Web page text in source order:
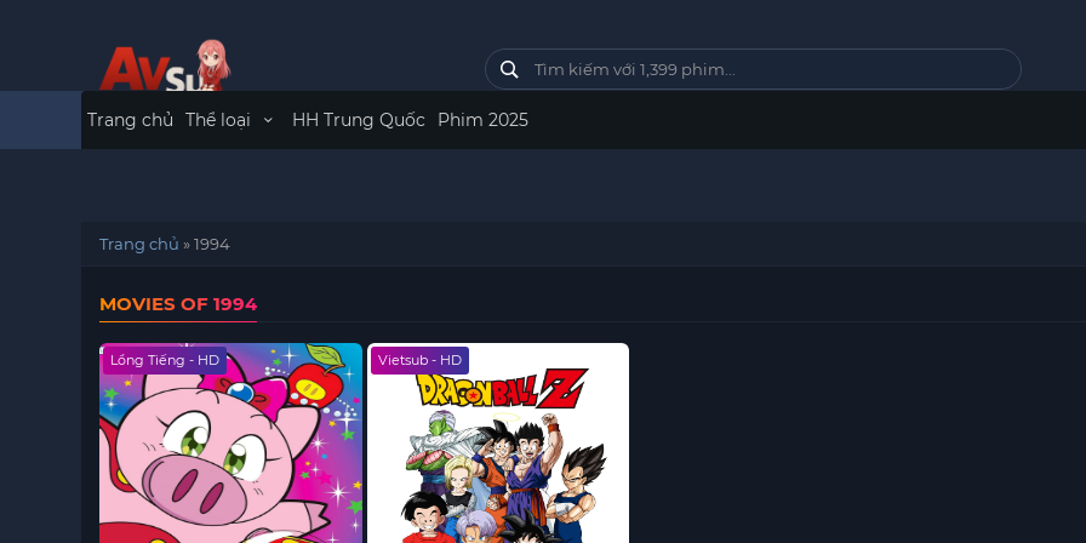
Trang chủ Thể loại HH Trung Quốc Phim 2025
Trang chủ »1994
MOVIES OF 1994
Lồng Tiếng - HD Vietsub - HD